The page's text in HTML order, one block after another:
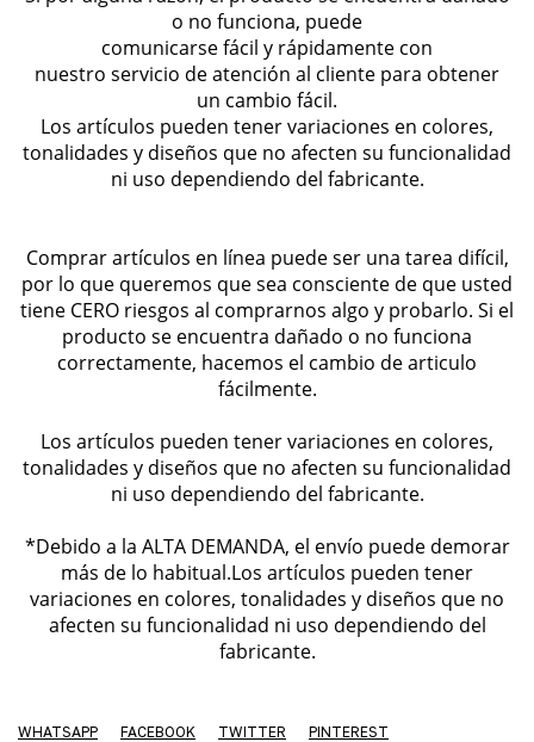
o no funciona, puede
comunicarse fácil y rápidamente con
nuestro servicio de atención al cliente para obtener
un cambio fácil.
Los artículos pueden tener variaciones en colores,
tonalidades y diseños que no afecten su funcionalidad
ni uso dependiendo del fabricante.
Comprar artículos en línea puede ser una tarea difícil,
por lo que queremos que sea consciente de que usted
tiene CERO riesgos al comprarnos algo y probarlo. Si el
producto se encuentra dañado o no funciona
correctamente, hacemos el cambio de articulo
fácilmente.
Los artículos pueden tener variaciones en colores,
tonalidades y diseños que no afecten su funcionalidad
ni uso dependiendo del fabricante.
*Debido a la ALTA DEMANDA, el envío puede demorar
más de lo habitual.Los artículos pueden tener
variaciones en colores, tonalidades y diseños que no
afecten su funcionalidad ni uso dependiendo del
fabricante.
WHATSAPP FACEBOOK TWITTER PINTEREST